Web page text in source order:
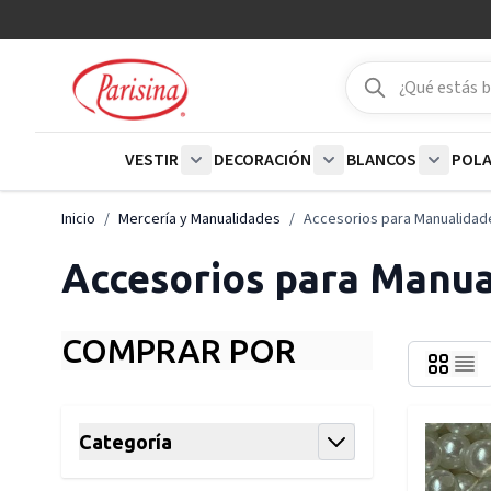
Buscar
Buscar
VESTIR
DECORACIÓN
BLANCOS
Inicio / Mercería y Manualidades / Accesorios para
Accesorios para
COMPRAR POR
Categoría